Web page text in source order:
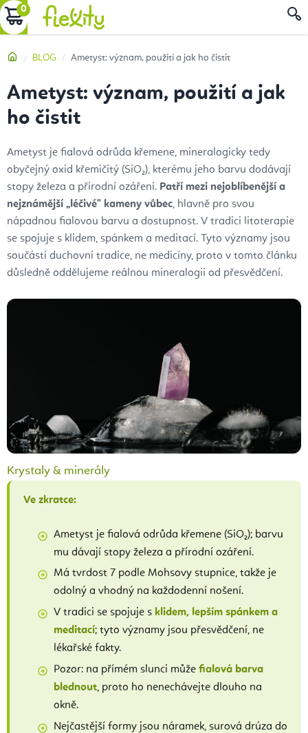
Přejít
na
NÁKUPNÍ
DomůBLOG Ametyst: význam, použití a jak ho čistit
Ametyst: význam, použití a jak
ho čistit
Ametyst je fialová odrůda křemene, mineralogicky tedy
obyčejný oxid křemičitý (SiO₂), kterému jeho barvu dodávají
stopy železa a přírodní ozáření. Patří mezi nejoblíbenější a
nejznámější „léčivé" kameny vůbec, hlavně pro svou
nápadnou fialovou barvu a dostupnost. V tradici litoterapie
se spojuje s klidem, spánkem a meditací. Tyto významy jsou
součástí duchovní tradice, ne medicíny, proto v tomto článku
důsledně oddělujeme reálnou mineralogii od přesvědčení.
Krystaly & minerály
Ve zkratce:
Ametyst je fialová odrůda křemene (SiO₂); barvu
mu dávají stopy železa a přírodní ozáření.
Má tvrdost 7 podle Mohsovy stupnice, takže je
odolný a vhodný na každodenní nošení.
V tradici se spojuje s klidem, lepším spánkem a
meditací; tyto významy jsou přesvědčení, ne
lékařské fakty.
Pozor: na přímém slunci může fialová barva
blednout, proto ho nenechávejte dlouho na
okně.
Nejčastější formy jsou náramek, surová drúza do